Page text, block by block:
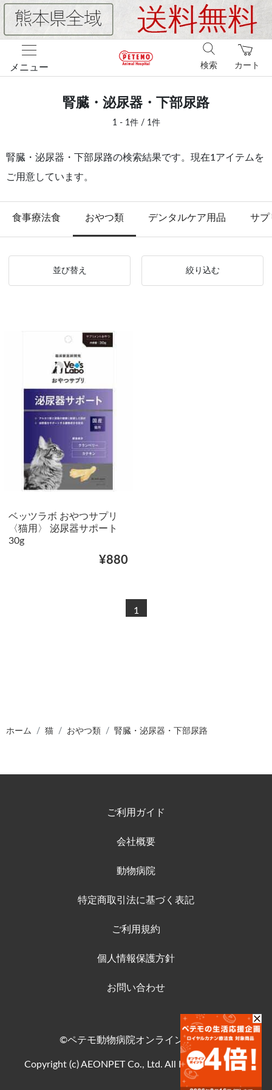
メニュー カート
検索
腎臓・泌尿器・下部尿路
1 - 1件 / 1件
腎臓・泌尿器・下部尿路の検索結果です。現在1アイテムを
ご用意しています。
食事療法食 おやつ類 デンタルケア用品 サプ
並び替え 絞り込む
ベッツラボ おやつサプリ
〈猫用〉 泌尿器サポート
30g
¥880
1
ホーム 猫 おやつ類 腎臓・泌尿器・下部尿路
ご利用ガイド
会社概要
動物病院
特定商取引法に基づく表記
ご利用規約
個人情報保護方針
お問い合わせ
©ペテモ動物病院オンラインストア
Copyright (c) AEONPET Co., Ltd. All Rights Reserved.